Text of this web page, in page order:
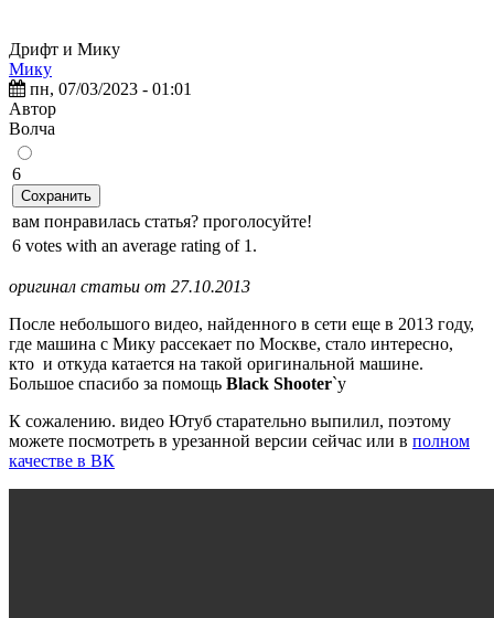
Дрифт и Мику
Мику
пн, 07/03/2023 - 01:01
Автор
Волчa
6
Сохранить
вам понравилась статья? проголосуйте!
6 votes with an average rating of 1.
оригинал статьи от 27.10.2013
После небольшого видео, найденного в сети еще в 2013 году,
где машина с Мику рассекает по Москве, стало интересно,
кто и откуда катается на такой оригинальной машине.
Большое спасибо за помощь Black Shooter`у
К сожалению. видео Ютуб старательно выпилил, поэтому
можете посмотреть в урезанной версии сейчас или в полном
качестве в ВК